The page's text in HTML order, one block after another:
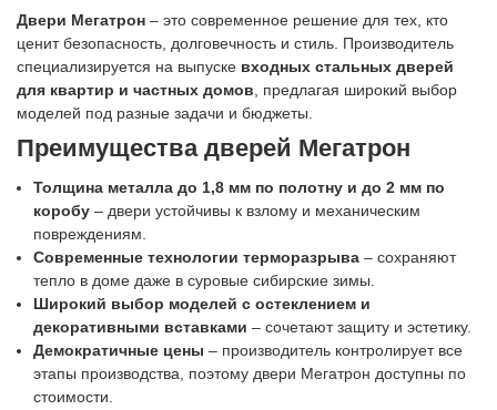
Двери Мегатрон – это современное решение для тех, кто
ценит безопасность, долговечность и стиль. Производитель
специализируется на выпуске входных стальных дверей
для квартир и частных домов , предлагая широкий выбор
моделей под разные задачи и бюджеты.
Преимущества дверей Мегатрон
Толщина металла до 1,8 мм по полотну и до 2 мм по
коробу – двери устойчивы к взлому и механическим
повреждениям.
Современные технологии терморазрыва – сохраняют
тепло в доме даже в суровые сибирские зимы.
Широкий выбор моделей с остеклением и
декоративными вставками – сочетают защиту и эстетику.
Демократичные цены – производитель контролирует все
этапы производства, поэтому двери Мегатрон доступны по
стоимости.